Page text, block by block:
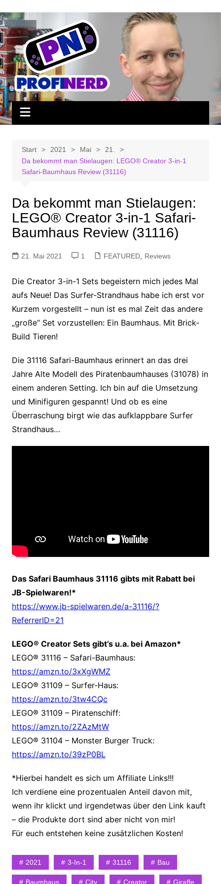
Inhalt
springen
Start 2021 Mai
21.
Da bekommt man Stielaugen: LEGO® Creator 3-in-1
Safari-Baumhaus Review (31116)
Da bekommt man Stielaugen:
LEGO® Creator 3-in-1 Safari-
Baumhaus Review (31116)
21. Mai 2021 1 FEATURED, Reviews
Die Creator 3-in-1 Sets begeistern mich jedes Mal
aufs Neue! Das Surfer-Strandhaus habe ich erst vor
Kurzem vorgestellt – nun ist es mal Zeit das andere
„große“ Set vorzustellen: Ein Baumhaus. Mit Brick-
Build Tieren!
Die 31116 Safari-Baumhaus erinnert an das drei
Jahre Alte Modell des Piratenbaumhauses (31078) in
einem anderen Setting. Ich bin auf die Umsetzung
und Minifiguren gespannt! Und ob es eine
Überraschung birgt wie das aufklappbare Surfer
Strandhaus…
Das Safari Baumhaus 31116 gibts mit Rabatt bei
JB-Spielwaren!*
https://www.jb-spielwaren.de/a-31116/?
ReferrerID=21
LEGO® Creator Sets gibt’s u.a. bei Amazon*
LEGO® 31116 – Safari-Baumhaus:
https://amzn.to/3xXgWMZ
LEGO® 31109 – Surfer-Haus:
https://amzn.to/3tw4CQc
LEGO® 31109 – Piratenschiff:
https://amzn.to/2ZAzMtW
LEGO® 31104 – Monster Burger Truck:
https://amzn.to/39zP0BL
*Hierbei handelt es sich um Affiliate Links!!!
Ich verdiene eine prozentualen Anteil davon mit,
wenn ihr klickt und irgendetwas über den Link kauft
– die Produkte dort sind aber nicht von mir!
Für euch entstehen keine zusätzlichen Kosten!
2021 3-In-1 31116 Bau
Baumhaus City Creator Giraffe